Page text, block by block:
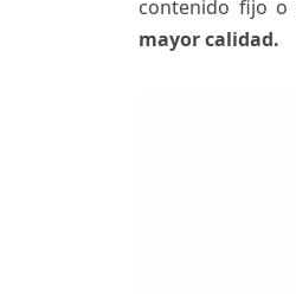
contenido fijo o
mayor calidad.